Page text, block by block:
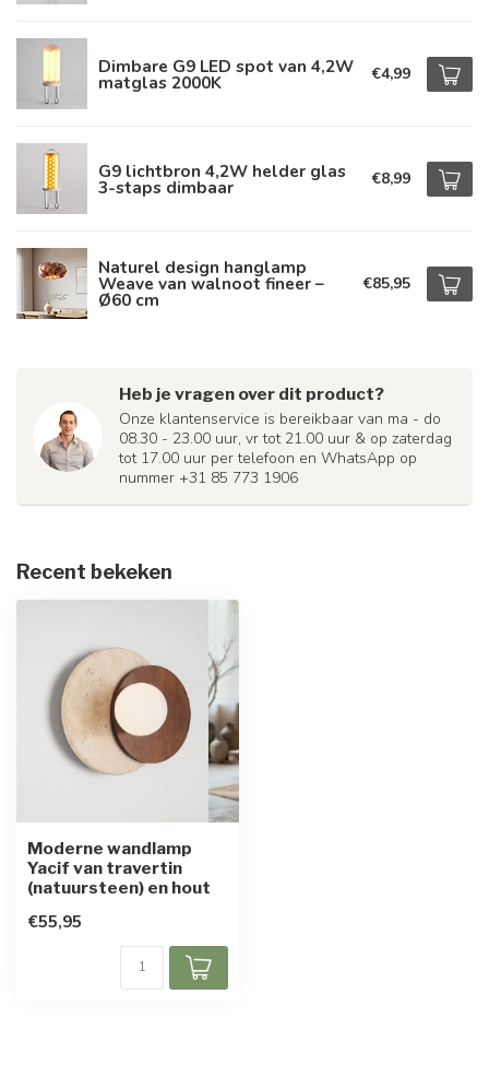
Dimbare G9 LED spot van 4,2W
matglas 2000K €4,99
G9 lichtbron 4,2W helder glas
3-staps dimbaar €8,99
Naturel design hanglamp
Weave van walnoot fineer –
Ø60 cm
€85,95
Heb je vragen over dit product?
Onze klantenservice is bereikbaar van ma - do
08.30 - 23.00 uur, vr tot 21.00 uur & op zaterdag
tot 17.00 uur per telefoon en WhatsApp op
nummer +31 85 773 1906
Recent bekeken
Moderne wandlamp
Yacif van travertin
(natuursteen) en hout
€55,95